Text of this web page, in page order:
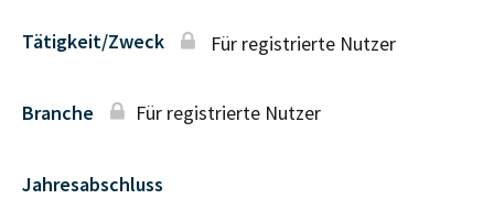
Tätigkeit/Zweck Für registrierte Nutzer
Branche Für registrierte Nutzer
Jahresabschluss